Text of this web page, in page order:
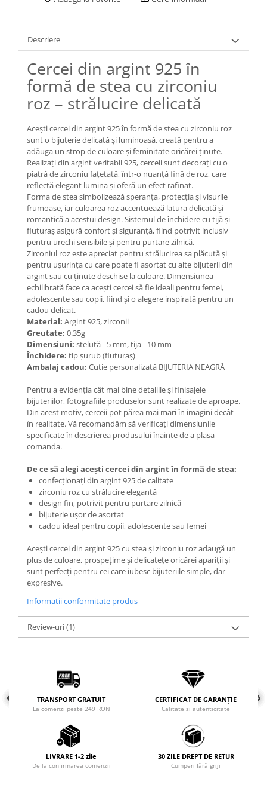
Lănțișoare cu Soare
Lănțișoare cu Zodii
Lănțișoare cu Animale
Lănțișoare cu Molecule
Lănțișoare cu Pietre Naturale
Lănțișoare Argint Diverse
COLIERE CU PERLE
Coliere cu Perle Naturale
Coliere cu Perle Preciosa
COLIERE ȘNUR REGLABIL
Coliere cu Inimioare
Coliere cu Cruce
Coliere cu Stea
Coliere cu Soare
Coliere cu Semilună
Coliere cu Zodii
Coliere cu Flori
Coliere cu Animale
Coliere cu Molecule
Coliere Diverse
BRĂȚĂRI
BRĂȚĂRI CU ȘNUR REGLABIL
Brățări din Aur cu șnur reglabil
Brățări din Argint cu șnur reglabil
BRĂȚĂRI CU PIETRE SEMIPREȚIOASE
Brățări din Aur cu pietre
semiprețioase
Brățări din Argint cu pietre
Brățări elastice cu pietre
semiprețioase
BRĂȚĂRI DE PICIOR
Brățări de picior din Aur
Brățări de picior din Argint
COLIERE
Coliere cu mărgele colorate și
Argint
Descriere
Cercei din argint 925 în
formă de stea cu zirconiu
roz – strălucire delicată
Acești cercei din argint 925 în formă de stea cu zirconiu roz
sunt o bijuterie delicată și luminoasă, creată pentru a
adăuga un strop de culoare și feminitate oricărei ținute.
Realizați din argint veritabil 925, cerceii sunt decorați cu o
piatră de zirconiu fațetată, într-o nuanță fină de roz, care
reflectă elegant lumina și oferă un efect rafinat.
Forma de stea simbolizează speranța, protecția și visurile
frumoase, iar culoarea roz accentuează latura delicată și
romantică a acestui design. Sistemul de închidere cu tijă și
fluturaș asigură confort și siguranță, fiind potrivit inclusiv
pentru urechi sensibile și pentru purtare zilnică.
Zirconiul roz este apreciat pentru strălucirea sa plăcută și
pentru ușurința cu care poate fi asortat cu alte bijuterii din
argint sau cu ținute deschise la culoare. Dimensiunea
echilibrată face ca acești cercei să fie ideali pentru femei,
adolescente sau copii, fiind și o alegere inspirată pentru un
cadou delicat.
Material: Argint 925, zirconii
Greutate: 0.35g
Dimensiuni: steluță - 5 mm, tija - 10 mm
Închidere: tip șurub (fluturaș)
Ambalaj cadou: Cutie personalizată BIJUTERIA NEAGRĂ
Pentru a evidenția cât mai bine detaliile și finisajele
bijuteriilor, fotografiile produselor sunt realizate de aproape.
Din acest motiv, cerceii pot părea mai mari în imagini decât
în realitate. Vă recomandăm să verificați dimensiunile
specificate în descrierea produsului înainte de a plasa
comanda.
De ce să alegi acești cercei din argint în formă de stea:
confecționați din argint 925 de calitate
zirconiu roz cu strălucire elegantă
design fin, potrivit pentru purtare zilnică
bijuterie ușor de asortat
cadou ideal pentru copii, adolescente sau femei
Acești cercei din argint 925 cu stea și zirconiu roz adaugă un
plus de culoare, prospețime și delicatețe oricărei apariții și
sunt perfecți pentru cei care iubesc bijuteriile simple, dar
expresive.
Informatii conformitate produs
Review-uri(1)
TRANSPORT GRATUIT
La comenzi peste 249 RON
CERTIFICAT DE GARANȚIE
Calitate și autenticitate
LIVRARE 1-2 zile
De la confirmarea comenzii
30 ZILE DREPT DE RETUR
Cumperi fără griji